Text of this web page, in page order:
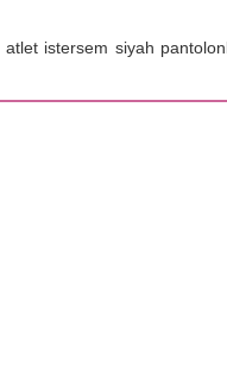
istersem siyah